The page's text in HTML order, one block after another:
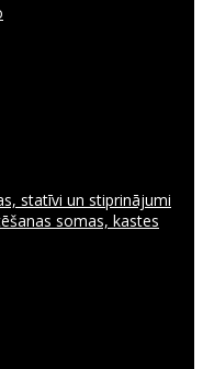
statīvi un stiprinājumi
somas, kastes